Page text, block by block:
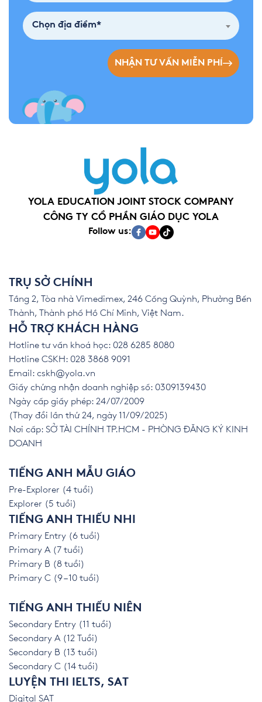
Chọn địa điểm*
NHẬN TƯ VẤN MIỄN PHÍ
YOLA EDUCATION JOINT STOCK COMPANY
CÔNG TY CỔ PHẦN GIÁO DỤC YOLA
Follow us:
TRỤ SỞ CHÍNH
Tầng 2, Tòa nhà Vimedimex, 246 Cống Quỳnh, Phường Bến
Thành, Thành phố Hồ Chí Minh, Việt Nam.
HỖ TRỢ KHÁCH HÀNG
Hotline tư vấn khoá học: 028 6285 8080
Hotline CSKH: 028 3868 9091
Email: cskh@yola.vn
Giấy chứng nhận doanh nghiệp số: 0309139430
Ngày cấp giấy phép: 24/07/2009
(Thay đổi lần thứ 24, ngày 11/09/2025)
Nơi cấp: SỞ TÀI CHÍNH TP.HCM - PHÒNG ĐĂNG KÝ KINH
DOANH
TIẾNG ANH MẪU GIÁO
Pre-Explorer (4 tuổi)
Explorer (5 tuổi)
TIẾNG ANH THIẾU NHI
Primary Entry (6 tuổi)
Primary A (7 tuổi)
Primary B (8 tuổi)
Primary C (9 – 10 tuổi)
TIẾNG ANH THIẾU NIÊN
Secondary Entry (11 tuổi)
Secondary A (12 Tuổi)
Secondary B (13 tuổi)
Secondary C (14 tuổi)
LUYỆN THI IELTS, SAT
Digital SAT